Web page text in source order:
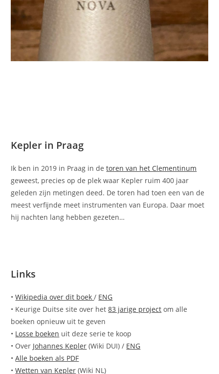
Kepler in Praag
Ik ben in 2019 in Praag in detoren van het Clementinum
geweest, precies op de plek waar Kepler ruim 400 jaar
geleden zijn metingen deed. De toren had toen een van de
meest verfijnde meet instrumenten van Europa. Daar moet
hij nachten lang hebben gezeten…
Links
•Wikipedia over dit boek/ ENG
• Keurige Duitse site over het83 jarige project om alle
boeken opnieuw uit te geven
• Losse boeken uit deze serie te koop
• Over Johannes Kepler (Wiki DUI) / ENG
•Alle boeken als PDF
•Wetten van Kepler (Wiki NL)